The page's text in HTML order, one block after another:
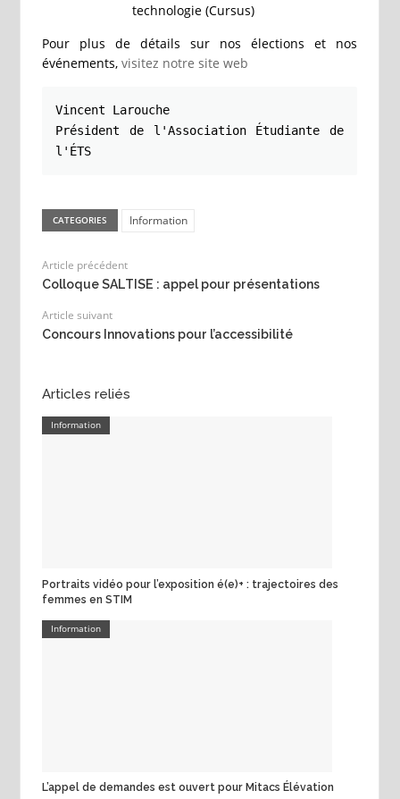
technologie (Cursus)
Pour plus de détails sur nos élections et nos
événements, visitez notre site web
Vincent Larouche
Président de l'Association Étudiante de
l'ÉTS
CATEGORIES Information
Article précédent
Colloque SALTISE : appel pour présentations
Article suivant
Concours Innovations pour l’accessibilité
Articles reliés
Information
Portraits vidéo pour l’exposition é(e)+ : trajectoires des
femmes en STIM
Information
L’appel de demandes est ouvert pour Mitacs Élévation